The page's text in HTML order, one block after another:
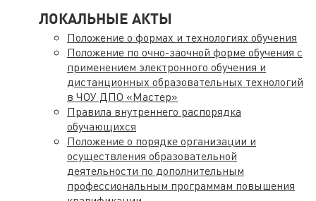
ЛОКАЛЬНЫЕ АКТЫ
Положение о формах и технологиях обучения
Положение по очно-заочной форме обучения с
применением электронного обучения и
дистанционных образовательных технологий
в ЧОУ ДПО «Мастер»
Правила внутреннего распорядка
обучающихся
Положение о порядке организации и
осуществления образовательной
деятельности по дополнительным
профессиональным программам повышения